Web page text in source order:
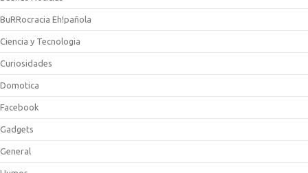
BuRRocracia Eh!pañola
Ciencia y Tecnologia
Curiosidades
Domotica
Facebook
Gadgets
General